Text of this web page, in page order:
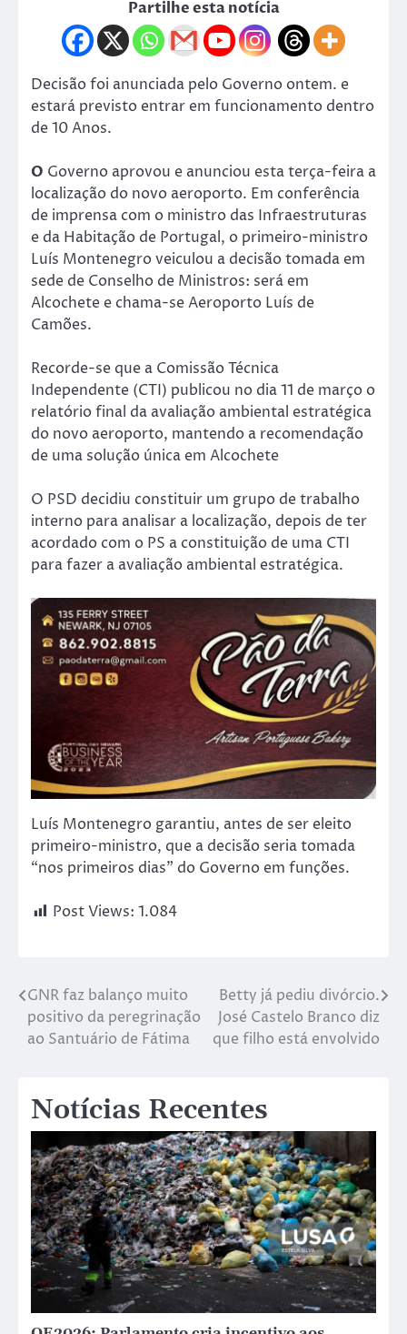
Partilhe esta notícia
Decisão foi anunciada pelo Governo ontem. e
estará previsto entrar em funcionamento dentro
de 10 Anos.
O Governo aprovou e anunciou esta terça-feira a
localização do novo aeroporto. Em conferência
de imprensa com o ministro das Infraestruturas
e da Habitação de Portugal, o primeiro-ministro
Luís Montenegro veiculou a decisão tomada em
sede de Conselho de Ministros: será em
Alcochete e chama-se Aeroporto Luís de
Camões.
Recorde-se que a Comissão Técnica
Independente (CTI) publicou no dia 11 de março o
relatório final da avaliação ambiental estratégica
do novo aeroporto, mantendo a recomendação
de uma solução única em Alcochete
O PSD decidiu constituir um grupo de trabalho
interno para analisar a localização, depois de ter
acordado com o PS a constituição de uma CTI
para fazer a avaliação ambiental estratégica.
Luís Montenegro garantiu, antes de ser eleito
primeiro-ministro, que a decisão seria tomada
“nos primeiros dias” do Governo em funções.
Post Views: 1.084
GNR faz balanço muito
positivo da peregrinação
ao Santuário de Fátima
Betty já pediu divórcio.
José Castelo Branco diz
que filho está envolvido
Notícias Recentes